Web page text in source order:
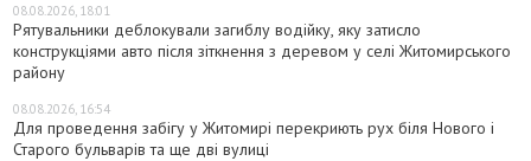
08.08.2026, 18:01
Рятувальники деблокували загиблу водійку, яку затисло
конструкціями авто після зіткнення з деревом у селі Житомирського
району
08.08.2026, 16:54
Для проведення забігу у Житомирі перекриють рух біля Нового і
Старого бульварів та ще дві вулиці